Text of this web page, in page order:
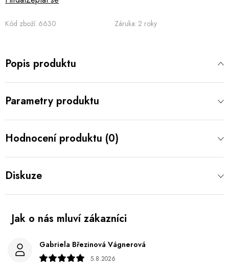
Kód zboží: 6630 Záruka: 2 roky
Popis produktu
Parametry produktu
Hodnocení produktu (0)
Diskuze
Gabriela Březinová Vágnerová
5.8.2026